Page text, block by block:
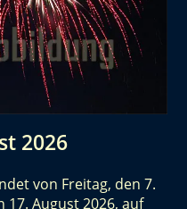
2026
von Freitag, den 7.
17. August 2026, auf